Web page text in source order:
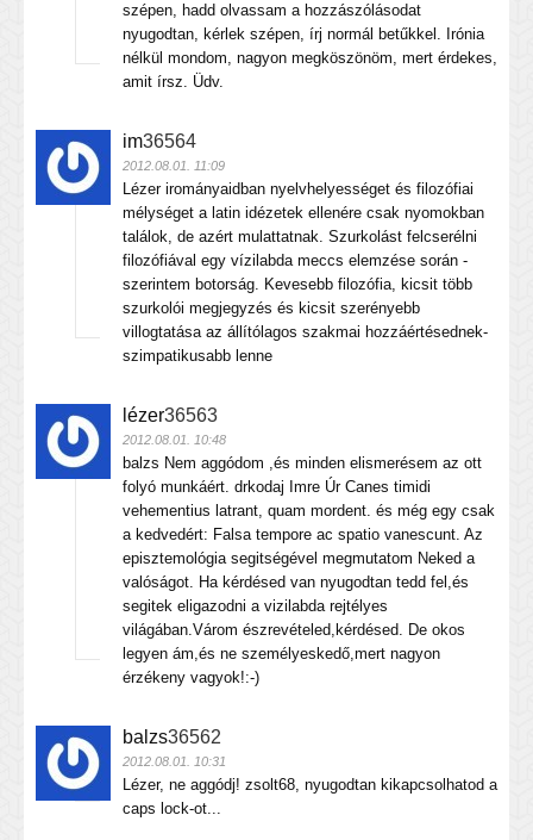
szépen, hadd olvassam a hozzászólásodat
nyugodtan, kérlek szépen, írj normál betűkkel. Irónia
nélkül mondom, nagyon megköszönöm, mert érdekes,
amit írsz. Üdv.
im36564
2012.08.01. 11:09
Lézer irományaidban nyelvhelyességet és filozófiai
mélységet a latin idézetek ellenére csak nyomokban
találok, de azért mulattatnak. Szurkolást felcserélni
filozófiával egy vízilabda meccs elemzése során -
szerintem botorság. Kevesebb filozófia, kicsit több
szurkolói megjegyzés és kicsit szerényebb
villogtatása az állítólagos szakmai hozzáértésednek-
szimpatikusabb lenne
lézer36563
2012.08.01. 10:48
balzs Nem aggódom ,és minden elismerésem az ott
folyó munkáért. drkodaj Imre Úr Canes timidi
vehementius latrant, quam mordent. és még egy csak
a kedvedért: Falsa tempore ac spatio vanescunt. Az
episztemológia segitségével megmutatom Neked a
valóságot. Ha kérdésed van nyugodtan tedd fel,és
segitek eligazodni a vizilabda rejtélyes
világában.Várom észrevételed,kérdésed. De okos
legyen ám,és ne személyeskedő,mert nagyon
érzékeny vagyok!:-)
balzs36562
2012.08.01. 10:31
Lézer, ne aggódj! zsolt68, nyugodtan kikapcsolhatod a
caps lock-ot...